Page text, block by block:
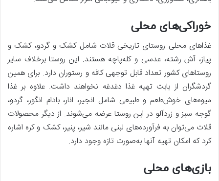
خوراکی‌های محلی
غذاهای محلی روستای تاریخی قلات شامل کشک و گردو، کشک و
پیاز، آش رشته، عدسی و کله‌پاچه هستند. این روستا برخلاف سایر
روستاهای کشور تعداد قابل توجهی کافه و رستوران دارد. برای همین
گردشگران از بابت تهیه غذا دغدغه نخواهند داشت. علاوه بر غذا
میوه‌های خوش‌طعم و طبیعی شامل انجیر، انار، بادام انگور، گردو،
گوجه سبز و زردآلو در این روستا عرضه می‌شوند. از دیگر محصولات
قلات می‌توان به فرآورده‌های لبنی مانند شیر، پنیر، کشک و کره اشاره
کرد که امکان تهیه آنها به‌صورت تازه وجود دارد.
بازی‌های محلی